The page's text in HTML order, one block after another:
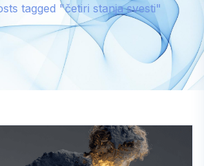
tagged "četiri stanja svesti"